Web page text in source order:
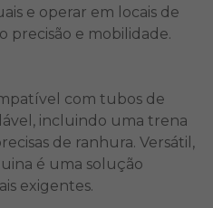
e operar em locais de
precisão e mobilidade.
com tubos de
incluindo uma trena
de ranhura. Versátil,
é uma solução
exigentes.